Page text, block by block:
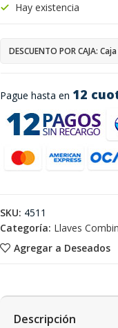
Pague hasta en 12
Hay existencia
DESCUENTO POR CAJA:
Agregar a Deseados
SKU: 4511
Categoría: Llaves
Descripción